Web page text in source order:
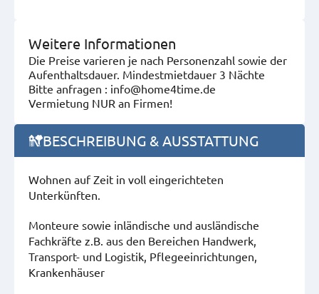
Weitere Informationen
Die Preise varieren je nach Personenzahl sowie der
Aufenthaltsdauer. Mindestmietdauer 3 Nächte
Bitte anfragen : info@home4time.de
Vermietung NUR an Firmen!
BESCHREIBUNG & AUSSTATTUNG
Wohnen auf Zeit in voll eingerichteten
Unterkünften.
Monteure sowie inländische und ausländische
Fachkräfte z.B. aus den Bereichen Handwerk,
Transport- und Logistik, Pflegeeinrichtungen,
Krankenhäuser